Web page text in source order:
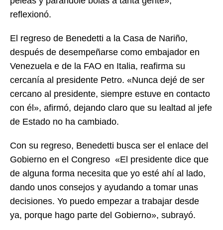
reflexionó.
El regreso de Benedetti a la Casa de Nariño,
después de desempeñarse como embajador en
Venezuela e de la FAO en Italia, reafirma su
cercanía al presidente Petro. «Nunca dejé de ser
cercano al presidente, siempre estuve en contacto
con él», afirmó, dejando claro que su lealtad al jefe
de Estado no ha cambiado.
Con su regreso, Benedetti busca ser el enlace del
Gobierno en el Congreso «El presidente dice que
de alguna forma necesita que yo esté ahí al lado,
dando unos consejos y ayudando a tomar unas
decisiones. Yo puedo empezar a trabajar desde
ya, porque hago parte del Gobierno», subrayó.